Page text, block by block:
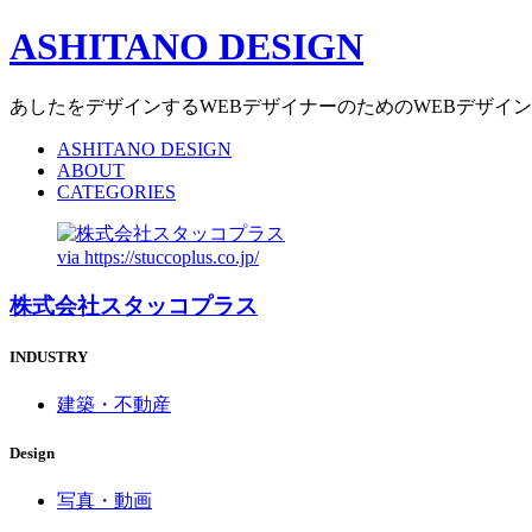
ASHITANO DESIGN
あしたをデザインするWEBデザイナーのためのWEBデザイ
ASHITANO DESIGN
ABOUT
CATEGORIES
via https://stuccoplus.co.jp/
株式会社スタッコプラス
INDUSTRY
建築・不動産
Design
写真・動画